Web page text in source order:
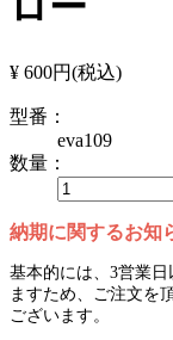
¥ 600円(税込)
型番：
eva109
数量：
納期に関するお知
基本的には、3営業
ますため、ご注文を
ございます。